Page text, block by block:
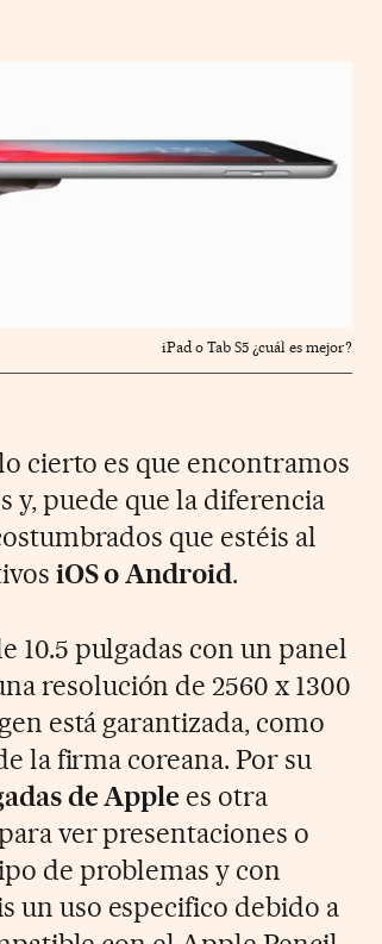
iPad o Tab S5 ¿cuál es mejor?
cierto es que encontramos
y, puede que la diferencia
que estéis al
iOS o Android.
10.5 pulgadas con un panel
resolución de 2560 x 1300
está garantizada, como
la firma coreana. Por su
de Apple es otra
ver presentaciones o
de problemas y con
un uso especifico debido a